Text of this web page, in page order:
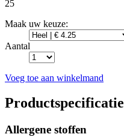
25
Maak uw keuze:
Aantal
Voeg toe aan winkelmand
Productspecificatie
Allergene stoffen